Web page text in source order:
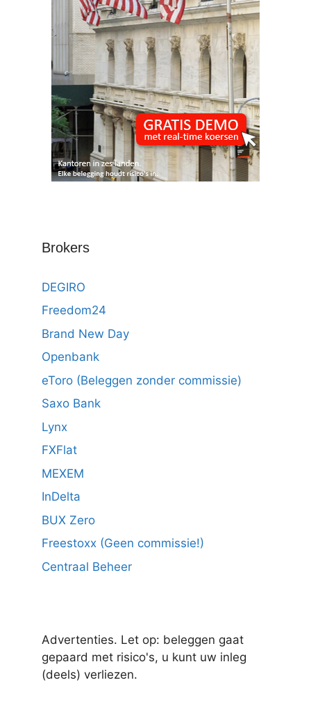
Brokers
DEGIRO
Freedom24
Brand New Day
Openbank
eToro (Beleggen zonder commissie)
Saxo Bank
Lynx
FXFlat
MEXEM
InDelta
BUX Zero
Freestoxx (Geen commissie!)
Centraal Beheer
Advertenties. Let op: beleggen gaat
gepaard met risico's, u kunt uw inleg
(deels) verliezen.